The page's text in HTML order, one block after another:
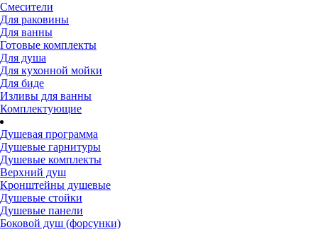
Смесители
Для раковины
Для ванны
Готовые комплекты
Для душа
Для кухонной мойки
Для биде
Изливы для ванны
Комплектующие
Душевая программа
Душевые гарнитуры
Душевые комплекты
Верхний душ
Кронштейны душевые
Душевые стойки
Душевые панели
Боковой душ (форсунки)